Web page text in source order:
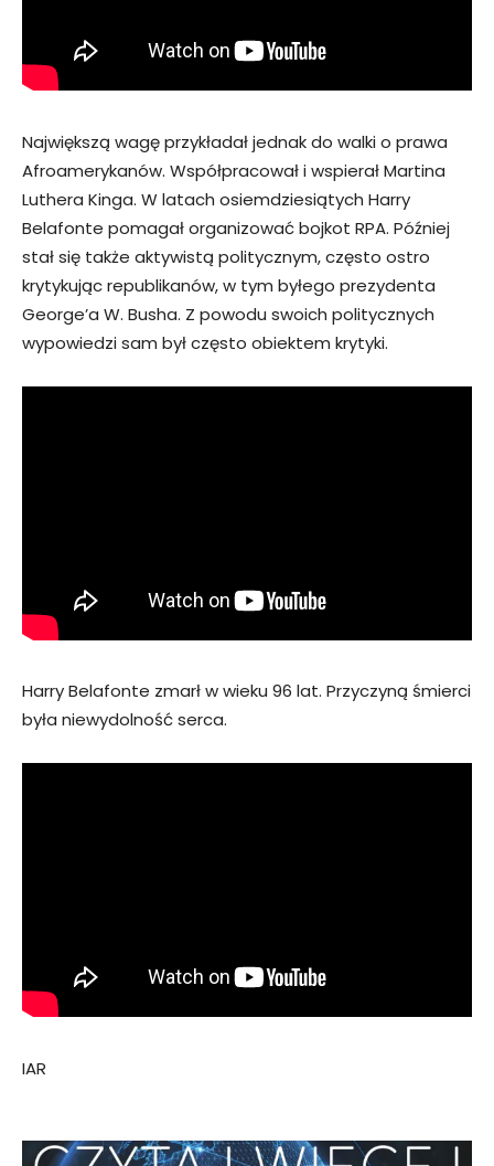
Największą wagę przykładał jednak do walki o prawa
Afroamerykanów. Współpracował i wspierał Martina
Luthera Kinga. W latach osiemdziesiątych Harry
Belafonte pomagał organizować bojkot RPA. Później
stał się także aktywistą politycznym, często ostro
krytykując republikanów, w tym byłego prezydenta
George’a W. Busha. Z powodu swoich politycznych
wypowiedzi sam był często obiektem krytyki.
Harry Belafonte zmarł w wieku 96 lat. Przyczyną śmierci
była niewydolność serca.
IAR